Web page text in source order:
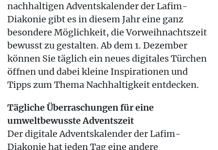
nachhaltigen Adventskalender der Lafim-
Diakonie gibt es in diesem Jahr eine ganz
besondere Möglichkeit, die Vorweihnachtszeit
bewusst zu gestalten. Ab dem 1. Dezember
können Sie täglich ein neues digitales Türchen
öffnen und dabei kleine Inspirationen und
Tipps zum Thema Nachhaltigkeit entdecken.
Tägliche Überraschungen für eine
umweltbewusste Adventszeit
Der digitale Adventskalender der Lafim-
Diakonie hat jeden Tag eine andere